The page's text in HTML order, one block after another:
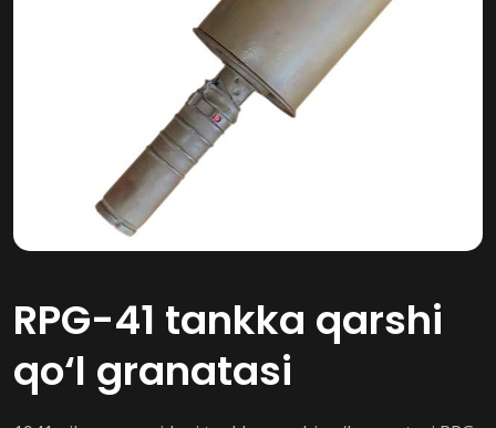
RPG-41 tankka qarshi
qo‘l granatasi